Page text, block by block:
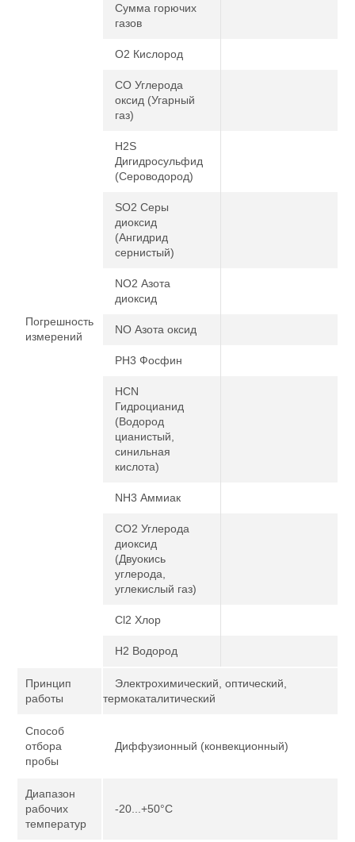
Погрешность
измерений
Сумма горючих
газов
O2 Кислород
CO Углерода
оксид (Угарный
газ)
H2S
Дигидросульфид
(Сероводород)
SO2 Серы
диоксид
(Ангидрид
сернистый)
NO2 Азота
диоксид
NO Азота оксид
PH3 Фосфин
HCN
Гидроцианид
(Водород
цианистый,
синильная
кислота)
NH3 Аммиак
CO2 Углерода
диоксид
(Двуокись
углерода,
углекислый газ)
Cl2 Хлор
H2 Водород
Принцип
работы
Электрохимический, оптический,
термокаталитический
Способ
отбора
пробы
Диффузионный (конвекционный)
Диапазон
рабочих
температур
-20...+50°С